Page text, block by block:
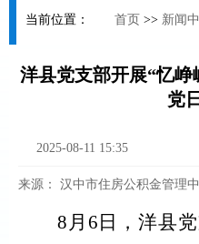
当前位置： 首页 >> 新闻
洋县党支部开展“忆
党
2025-08-11 15:35
来源： 汉中市住房公积金管理
8月6日，洋县